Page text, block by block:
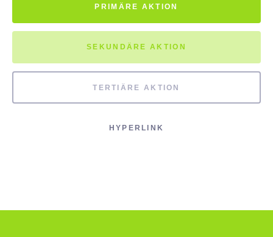
PRIMÄRE AKTION
SEKUNDÄRE AKTION
TERTIÄRE AKTION
HYPERLINK